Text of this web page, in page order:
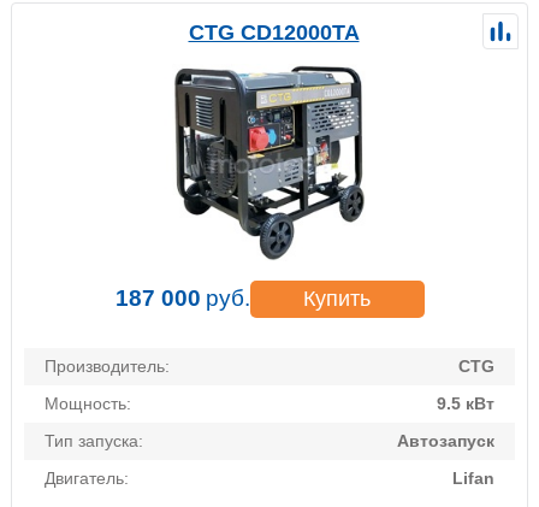
CTG CD12000TA
187 000 руб. Купить
Производитель:
CTG
Мощность:
9.5 кВт
Тип запуска:
Автозапуск
Двигатель:
Lifan